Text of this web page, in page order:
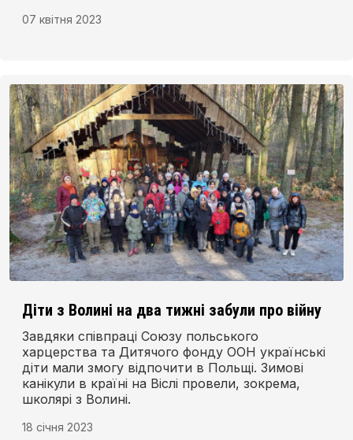
в місті.
07 квітня 2023
Діти з Волині на два тижні забули про війну
Завдяки співпраці Союзу польського
харцерства та Дитячого фонду ООН українські
діти мали змогу відпочити в Польщі. Зимові
канікули в країні на Віслі провели, зокрема,
школярі з Волині.
18 січня 2023